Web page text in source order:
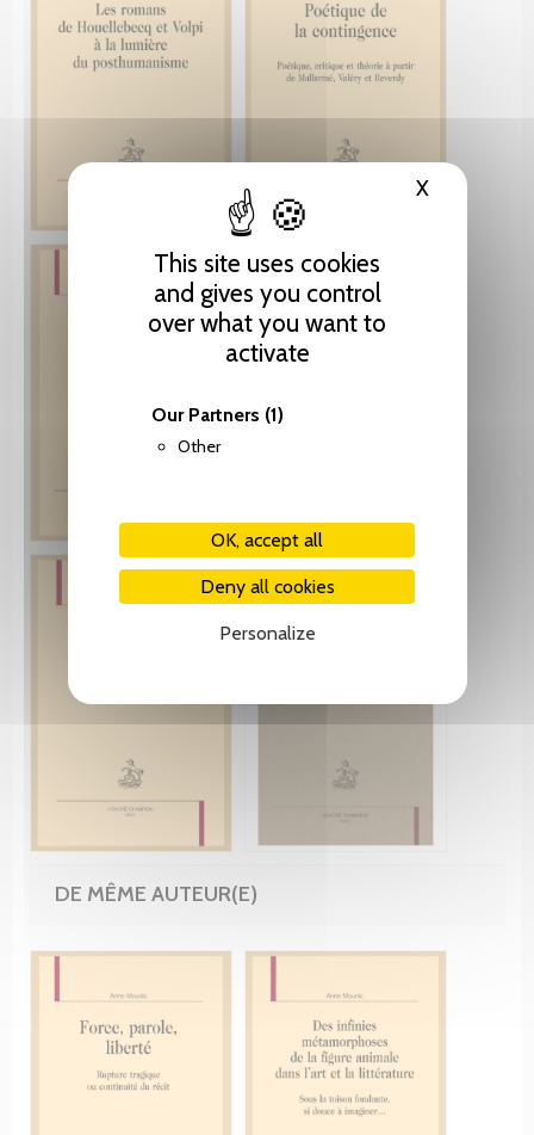
This site uses cookies
and gives you control
over what you want to
activate
Our Partners (1)
Other
OK, accept all
Deny all cookies
Personalize
XHide
DE MÊME AUTEUR(E)